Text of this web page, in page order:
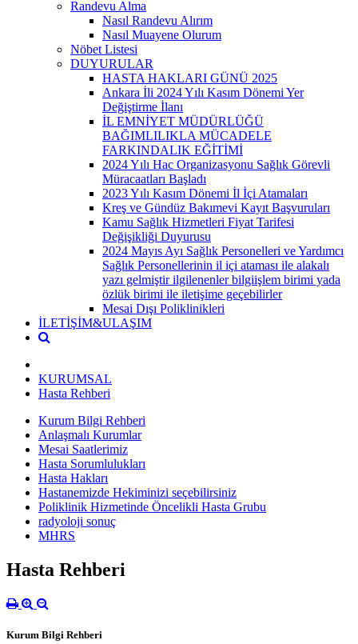
Randevu Alma
Nasıl Randevu Alırım
Nasıl Muayene Olurum
Nöbet Listesi
DUYURULAR
HASTA HAKLARI GÜNÜ 2025
Ankara İli 2024 Yılı Kasım Dönemi Yer
Değiştirme İlanı
İL EMNİYET MÜDÜRLÜĞÜ
BAĞIMLILIKLA MÜCADELE
FARKINDALIK EĞİTİMİ
2024 Yılı Hac Organizasyonu Sağlık Görevli
Müracaatları Başladı
2023 Yılı Kasım Dönemi İl İçi Atamaları
Kreş ve Gündüz Bakımevi Kayıt Başvuruları
Kamu Sağlık Hizmetleri Fiyat Tarifesi
Değişikliği Duyurusu
2024 Mayıs Ayı Sağlık Personelleri ve Yardımcı
Sağlık Personellerinin il içi ataması ile alakalı
yazı gelmiştir ilgilenenler bilgiişlem birimi yada
özlük birimi ile iletişime geçebilirler
Mesai Dışı Poliklinikleri
İLETİŞİM&ULAŞIM
KURUMSAL
Hasta Rehberi
Kurum Bilgi Rehberi
Anlaşmalı Kurumlar
Mesai Saatlerimiz
Hasta Sorumlulukları
Hasta Hakları
Hastanemizde Hekiminizi seçebilirsiniz
Poliklinik Hizmetinde Öncelikli Hasta Grubu
radyoloji sonuç
MHRS
Hasta Rehberi
Kurum Bilgi Rehberi